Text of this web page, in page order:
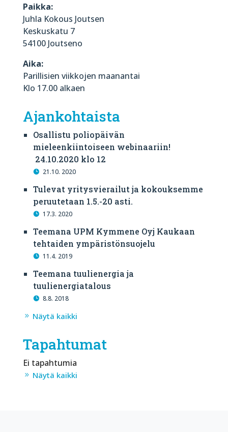
Paikka:
Juhla Kokous Joutsen
Keskuskatu 7
54100 Joutseno
Aika:
Parillisien viikkojen maanantai
Klo 17.00 alkaen
Ajankohtaista
Osallistu poliopäivän
mieleenkiintoiseen webinaariin!
24.10.2020 klo 12
21.10. 2020
Tulevat yritysvierailut ja kokouksemme
peruutetaan 1.5.-20 asti.
17.3. 2020
Teemana UPM Kymmene Oyj Kaukaan
tehtaiden ympäristönsuojelu
11.4. 2019
Teemana tuulienergia ja
tuulienergiatalous
8.8. 2018
Näytä kaikki
Tapahtumat
Ei tapahtumia
Näytä kaikki